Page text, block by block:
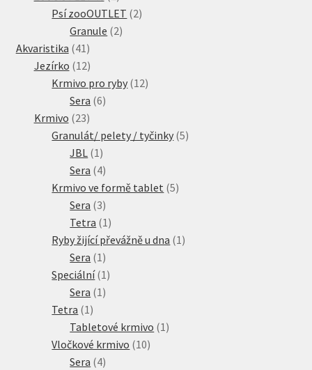
produkty
Psí zooOUTLET 22
Granule 22
Akvaristika 41 41
produktů
Jezírko 1212
produktů
Krmivo pro ryby 1212
Sera 66
Krmivo 2323
produktů
Granulát/ pelety / tyčinky 55
JBL 1 1
produkt
Sera 44
produkty
Krmivo ve formě tablet 55
Sera 33
produkty
Tetra 1 1
produkt
Ryby žijící převážně u dna 1 1
Sera 1 1
produkt
Speciální 1 1
Sera 1 1
Tetra 1 1
produkt
Tabletové krmivo 1 1
Vločkové krmivo 1010
Sera 44